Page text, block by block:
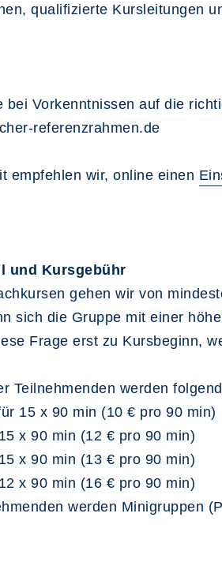
qualifizierte Kursleitungen
bei Vorkenntnissen auf die
referenzrahmen.de
empfehlen wir, online einen
und Kursgebühr
gehen wir von
sich die Gruppe mit einer
Frage erst zu Kursbeginn,
Teilnehmenden werden
15 x 90 min (10 € pro 90 min)
x 90 min (12 € pro 90 min)
x 90 min (13 € pro 90 min)
x 90 min (16 € pro 90 min)
werden Minigruppen